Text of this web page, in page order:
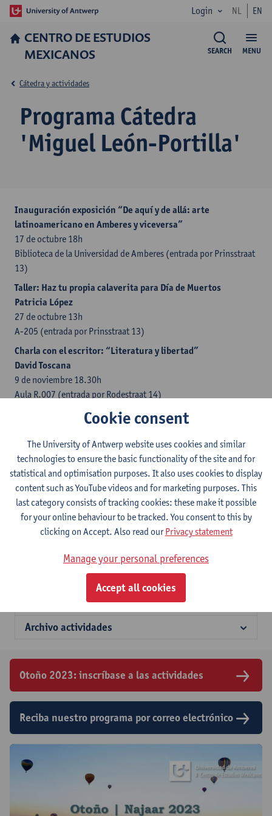
Login NL EN
CENTRO DE ESTUDIOS
MEXICANOS
MENU
SEARCH
Programa Cátedra
'Miguel León-Portilla'
Cátedra y actividades
Inauguración exposición “De aquí y de allá: arte
latinoamericano en Amberes y viceversa”
17 de octubre 18h
Biblioteca de la Universidad de Amberes (entrada por Prinsstraat
13)
Taller: Haz tu propia calaverita para Día de Muertos
Patricia López
27 de octubre 13h
A-205 (entrada por Prinsstraat 13)
Charla con el escritor: “Literatura y libertad”
David Toscana
9 de noviembre 18.30h
Aula R.007 (entrada por Rodestraat 14)
crítico en épocas de información digital”
Dra. Ana Uribe Sandoval
21 de noviembre 18.30h
Aula R.007 (entrada por Rodestraat 14)
Conferencia: “La lengua española enperspectiva histórica”
Dr. Robert Verdonk
Aula R.008 (entrada por Rodestraat 14)
Nombre de la Cátedra
Archivo actividades
Otoño 2023: inscríbase a las actividades
Reciba nuestro programa por correo electrónico
Cookie consent
The University of Antwerp website uses cookies and similar
technologies to ensure the basic functionality of the site and for
statistical and optimisation purposes. It also uses cookies to display
content such as YouTube videos and for marketing purposes. This
last category consists of tracking cookies: these make it possible
for your online behaviour to be tracked. You consent to this by
clicking on Accept. Also read ourPrivacy statement
Manage your personal preferences
Accept all cookies